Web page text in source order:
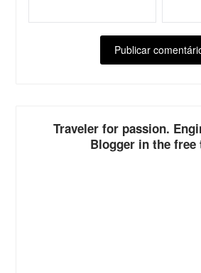
Traveler for passion.
Blogger in the free